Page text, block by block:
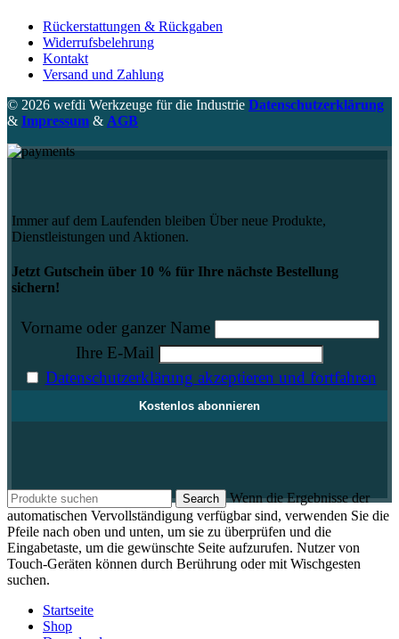
Rückerstattungen & Rückgaben
Widerrufsbelehrung
Kontakt
Versand und Zahlung
© 2026 wefdi Werkzeuge für die Industrie Datenschutzerklärung
& Impressum & AGB
Immer auf dem Laufenden bleiben Über neue Produkte,
Dienstleistungen und Aktionen.
Jetzt Gutschein über 10 % für Ihre nächste Bestellung
sichern!
Vorname oder ganzer Name
Ihre E-Mail
Datenschutzerklärung akzeptieren und fortfahren
Search
Wenn die Ergebnisse der
automatischen Vervollständigung verfügbar sind, verwenden Sie die
Pfeile nach oben und unten, um sie zu überprüfen und die
Eingabetaste, um die gewünschte Seite aufzurufen. Nutzer von
Touch-Geräten können durch Berührung oder mit Wischgesten
suchen.
Startseite
Shop